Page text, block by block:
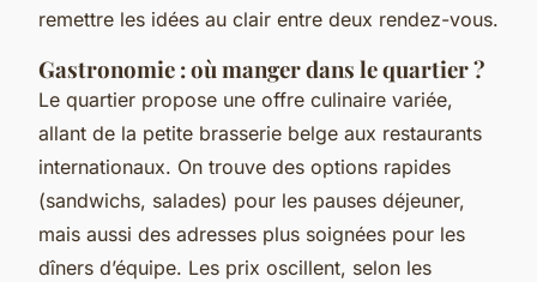
remettre les idées au clair entre deux rendez-vous.
Gastronomie : où manger dans le quartier ?
Le quartier propose une offre culinaire variée,
allant de la petite brasserie belge aux restaurants
internationaux. On trouve des options rapides
(sandwichs, salades) pour les pauses déjeuner,
mais aussi des adresses plus soignées pour les
dîners d’équipe. Les prix oscillent, selon les